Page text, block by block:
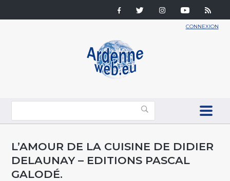
CONNEXION
L’AMOUR DE LA CUISINE DE DIDIER
DELAUNAY – EDITIONS PASCAL
GALODÉ.